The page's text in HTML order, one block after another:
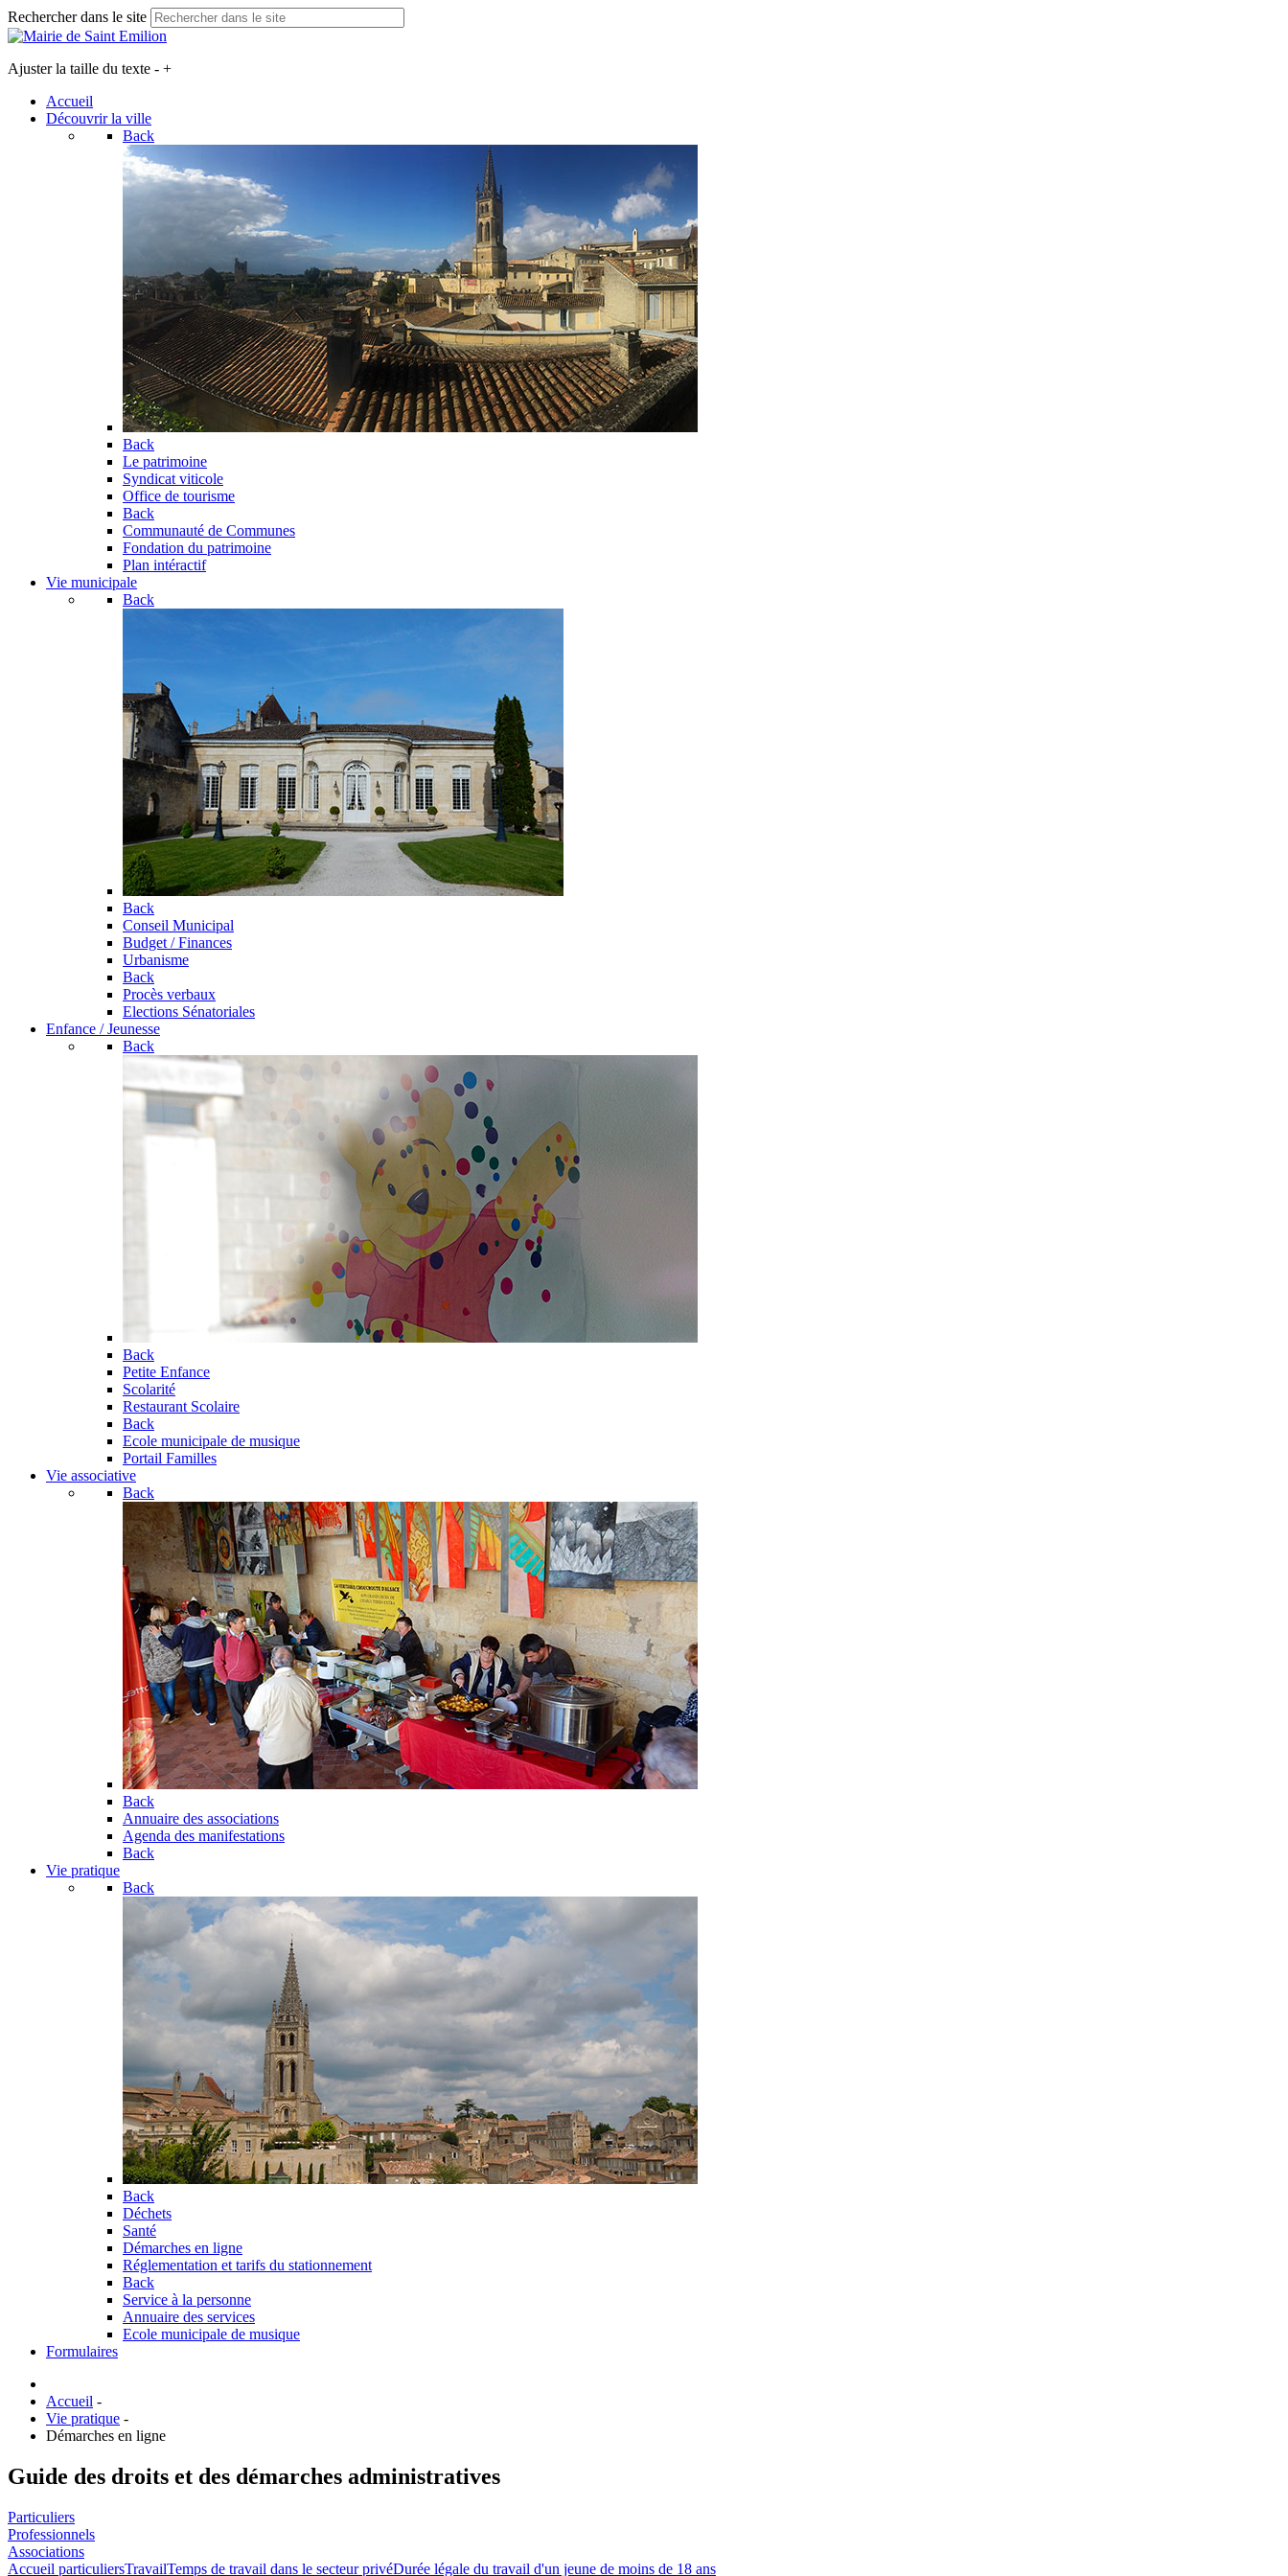
Rechercher dans le site
Ajuster la taille du texte - +
Accueil
Découvrir la ville
Back
Back
Le patrimoine
Syndicat viticole
Office de tourisme
Back
Communauté de Communes
Fondation du patrimoine
Plan intéractif
Vie municipale
Back
Back
Conseil Municipal
Budget / Finances
Urbanisme
Back
Procès verbaux
Elections Sénatoriales
Enfance / Jeunesse
Back
Back
Petite Enfance
Scolarité
Restaurant Scolaire
Back
Ecole municipale de musique
Portail Familles
Vie associative
Back
Back
Annuaire des associations
Agenda des manifestations
Back
Vie pratique
Back
Back
Déchets
Santé
Démarches en ligne
Réglementation et tarifs du stationnement
Back
Service à la personne
Annuaire des services
Ecole municipale de musique
Formulaires
Accueil -
Vie pratique -
Démarches en ligne
Guide des droits et des démarches administratives
Particuliers
Professionnels
Associations
Accueil particuliersTravailTemps de travail dans le secteur privéDurée légale du travail d'un jeune de moins de 18 ans